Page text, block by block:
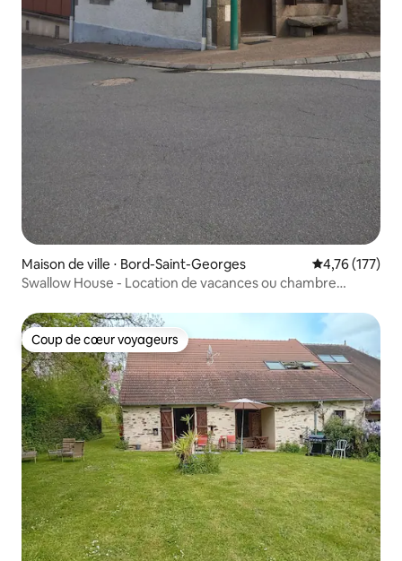
Maison de ville ⋅ Bord-Saint-Georges Évaluation
4,76 (177)
Swallow House - Location de vacances ou chambre
Coup de cœur voyageurs
Coup de cœur voyageurs